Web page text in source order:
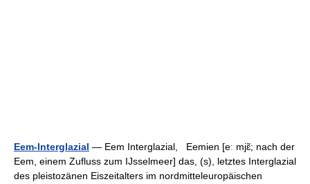
Eem-Interglazial — Eem Interglazial, Eemien [eː mjɛ̃; nach der
Eem, einem Zufluss zum IJsselmeer] das, (s), letztes Interglazial
des pleistozänen Eiszeitalters im nordmitteleuropäischen